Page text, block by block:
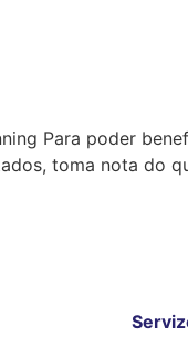
Para poder
toma nota do